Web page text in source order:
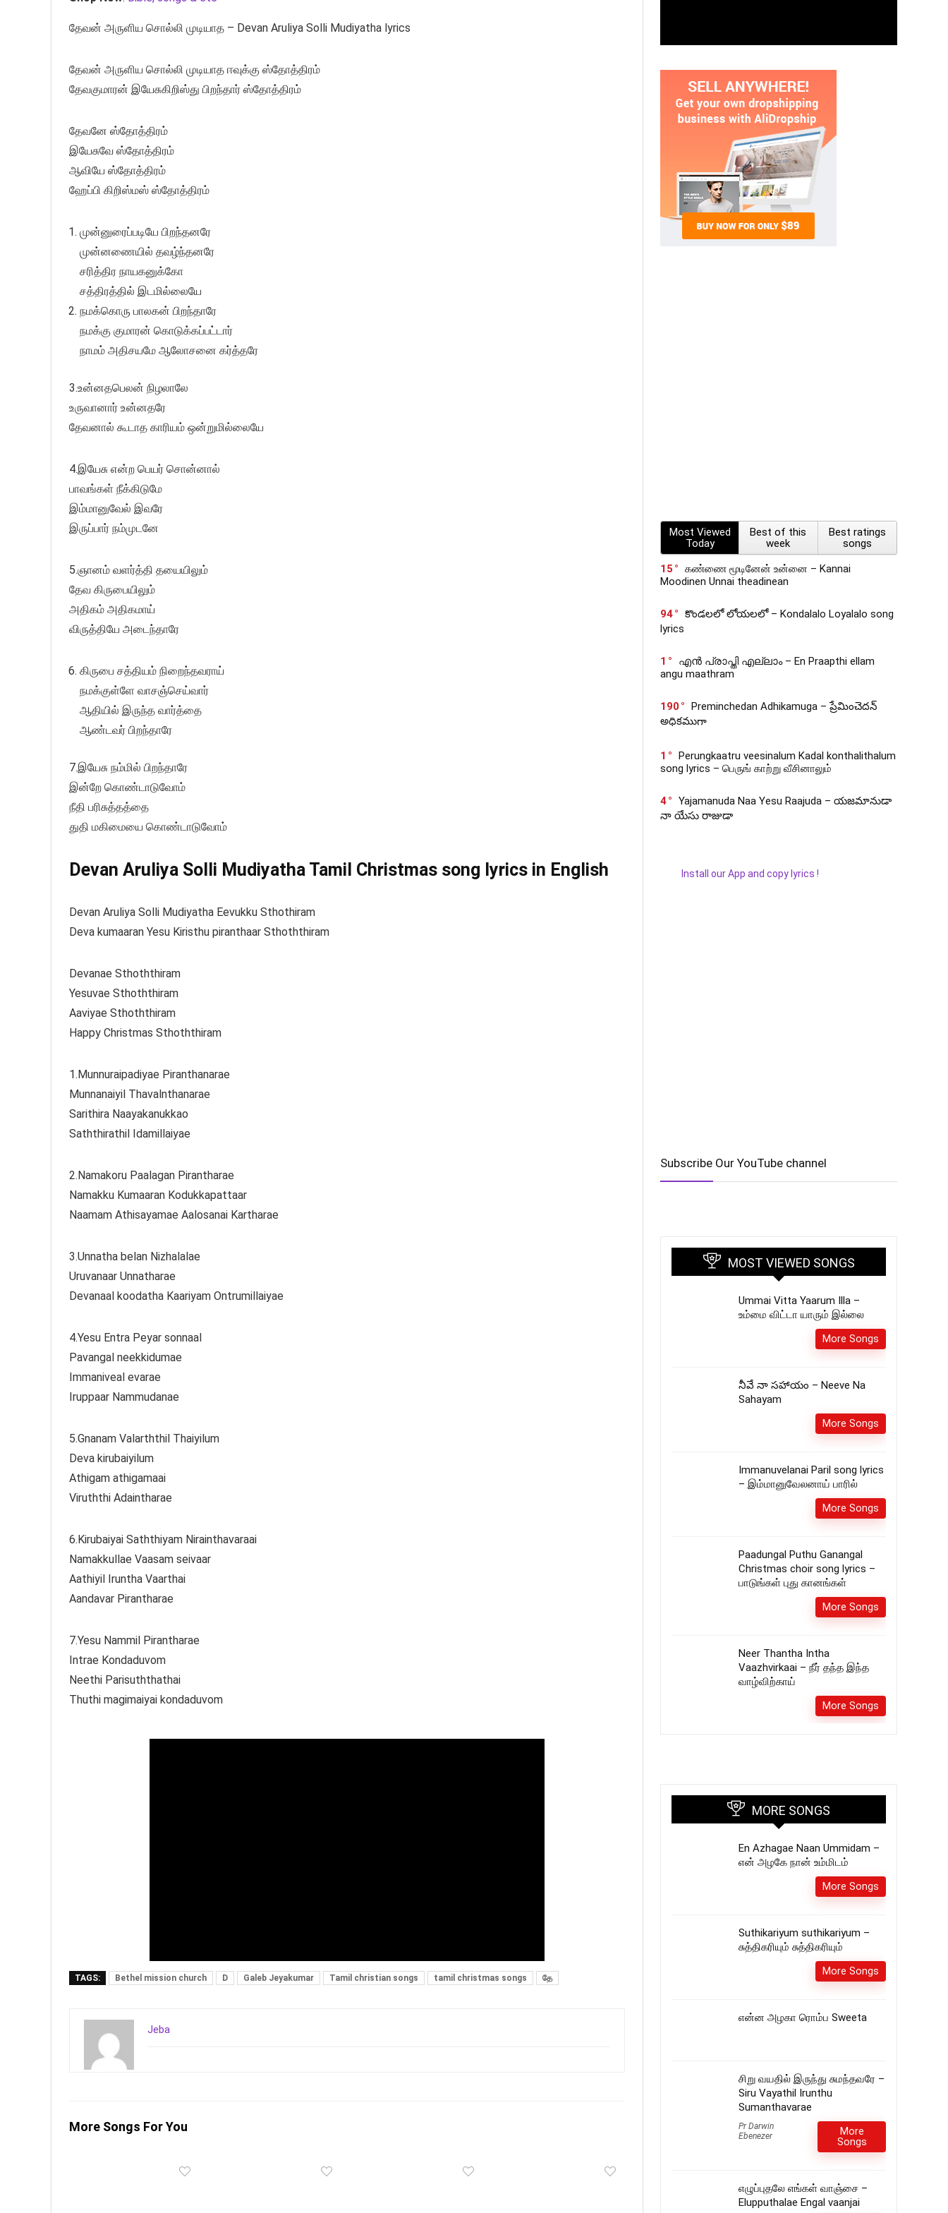
தேவன் அருளிய சொல்லி முடியாத – Devan Aruliya Solli Mudiyatha lyrics
தேவன் அருளிய சொல்லி முடியாத ஈவுக்கு ஸ்தோத்திரம்
தேவகுமாரன் இயேசுகிறிஸ்து பிறந்தார் ஸ்தோத்திரம்
தேவனே ஸ்தோத்திரம்
இயேசுவே ஸ்தோத்திரம்
ஆவியே ஸ்தோத்திரம்
ஹேப்பி கிறிஸ்மஸ் ஸ்தோத்திரம்
முன்னுரைப்படியே பிறந்தனரே
முன்னணையில் தவழ்ந்தனரே
சரித்திர நாயகனுக்கோ
சத்திரத்தில் இடமில்லையே
நமக்கொரு பாலகன் பிறந்தாரே
நமக்கு குமாரன் கொடுக்கப்பட்டார்
நாமம் அதிசயமே ஆலோசனை கர்த்தரே
3.உன்னதபெலன் நிழலாலே
உருவானார் உன்னதரே
தேவனால் கூடாத காரியம் ஒன்றுமில்லையே
4.இயேசு என்ற பெயர் சொன்னால்
பாவங்கள் நீக்கிடுமே
இம்மானுவேல் இவரே
இருப்பார் நம்முடனே
5.ஞானம் வளர்த்தி தயையிலும்
தேவ கிருபையிலும்
அதிகம் அதிகமாய்
விருத்தியே அடைந்தாரே
கிருபை சத்தியம் நிறைந்தவராய்
நமக்குள்ளே வாசஞ்செய்வார்
ஆதியில் இருந்த வார்த்தை
ஆண்டவர் பிறந்தாரே
7.இயேசு நம்மில் பிறந்தாரே
இன்றே கொண்டாடுவோம்
நீதி பரிசுத்தத்தை
துதி மகிமையை கொண்டாடுவோம்
Devan Aruliya Solli Mudiyatha Tamil Christmas song lyrics in English
Devan Aruliya Solli Mudiyatha Eevukku Sthothiram
Deva kumaaran Yesu Kiristhu piranthaar Sthoththiram
Devanae Sthoththiram
Yesuvae Sthoththiram
Aaviyae Sthoththiram
Happy Christmas Sthoththiram
1.Munnuraipadiyae Piranthanarae
Munnanaiyil Thavalnthanarae
Sarithira Naayakanukkao
Saththirathil Idamillaiyae
2.Namakoru Paalagan Pirantharae
Namakku Kumaaran Kodukkapattaar
Naamam Athisayamae Aalosanai Kartharae
3.Unnatha belan Nizhalalae
Uruvanaar Unnatharae
Devanaal koodatha Kaariyam Ontrumillaiyae
4.Yesu Entra Peyar sonnaal
Pavangal neekkidumae
Immaniveal evarae
Iruppaar Nammudanae
5.Gnanam Valarththil Thaiyilum
Deva kirubaiyilum
Athigam athigamaai
Viruththi Adaintharae
6.Kirubaiyai Saththiyam Nirainthavaraai
Namakkullae Vaasam seivaar
Aathiyil Iruntha Vaarthai
Aandavar Pirantharae
7.Yesu Nammil Pirantharae
Intrae Kondaduvom
Neethi Parisuththathai
Thuthi magimaiyai kondaduvom
TAGS: Bethel mission church D Galeb Jeyakumar Tamil christian songs tamil christmas songs தே
Jeba
More Songs For You
Most Viewed
Today
Best of this
week
Best ratings
songs
15
கண்ணை மூடினேன் உன்னை – Kannai
Moodinen Unnai theadinean
94
కొండలలో లోయలలో – Kondalalo Loyalalo song
lyrics
1
എൻ പ്രാപ്തി എല്ലാം – En Praapthi ellam
angu maathram
190
Preminchedan Adhikamuga – ప్రేమించెదన్
అధికముగా
1
Perungkaatru veesinalum Kadal konthalithalum
song lyrics – பெருங் காற்று வீசினாலும்
4
Yajamanuda Naa Yesu Raajuda – యజమానుడా
నా యేసు రాజుడా
Install our App and copy lyrics !
Subscribe Our YouTube channel
MOST VIEWED SONGS
Ummai Vitta Yaarum Illa –
உம்மை விட்டா யாரும் இல்லை
More Songs
నీవే నా సహాయం – Neeve Na
Sahayam
More Songs
Immanuvelanai Paril song lyrics
– இம்மானுவேலனாய் பாரில்
More Songs
Paadungal Puthu Ganangal
Christmas choir song lyrics –
பாடுங்கள் புது கானங்கள்
More Songs
Neer Thantha Intha
Vaazhvirkaai – நீர் தந்த இந்த
வாழ்விற்காய்
More Songs
MORE SONGS
En Azhagae Naan Ummidam –
என் அழகே நான் உம்மிடம்
More Songs
Suthikariyum suthikariyum –
சுத்திகரியும் சுத்திகரியும்
More Songs
என்ன அழகா ரொம்ப Sweeta
சிறு வயதில் இருந்து சுமந்தவரே –
Siru Vayathil Irunthu
Sumanthavarae
Pr Darwin
Ebenezer
More
Songs
எழுப்புதலே எங்கள் வாஞ்சை –
Elupputhalae Engal vaanjai